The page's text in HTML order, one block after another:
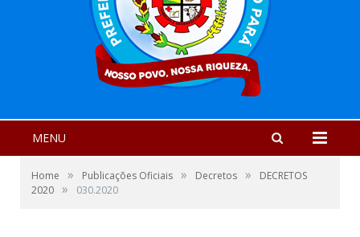
MENU
Home » Publicações Oficiais » Decretos »
DECRETOS
2020 » 030.2020